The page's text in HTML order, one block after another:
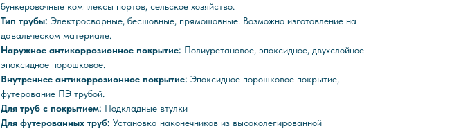
бункеровочные комплексы портов, сельское хозяйство.
Тип трубы: Электросварные, бесшовные, прямошовные. Возможно изготовление на
давальческом материале.
Наружное антикоррозионное покрытие: Полиуретановое, эпоксидное, двухслойное
эпоксидное порошковое.
Внутреннее антикоррозионное покрытие: Эпоксидное порошковое покрытие,
футерование ПЭ трубой.
Для труб с покрытием: Подкладные втулки
Для футерованных труб: Установка наконечников из высоколегированной